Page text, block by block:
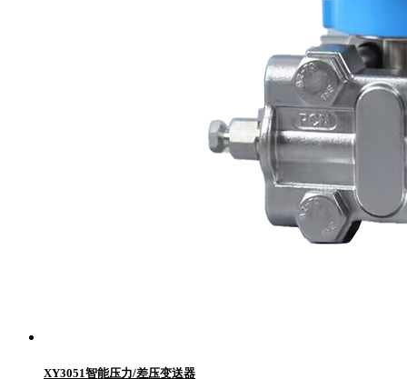
XY3051智能压力/差压变送器